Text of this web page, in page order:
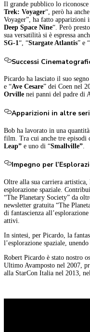
Il grande pubblico lo
Trek: Voyager“, però ha
Voyager”, ha fatto apparizioni
Deep Space Nine“. Però
sua versatilità si è espressa
SG-1“, “Stargate Atlantis” e “
Successi
Picardo ha lasciato il suo
e “Ave Cesare” dei Coen nel
Orville nei panni del padre di
Apparizioni in altre
Bob ha lavorato in una
film. Tra cui anche tre episodi
Leap” e uno di “Smallville”
Impegno per
Oltre alla sua carriera artistica,
esplorazione spaziale.
“The Planetary Society” da
newsletter gratuita “The
di fantascienza
attivi.
In sintesi, per Picardo, la
l’esplorazione spaziale,
Robert Picardo è stato nostro
Ultimo Avamposto nel 2007,
alla StarCon Italia nel 2013,